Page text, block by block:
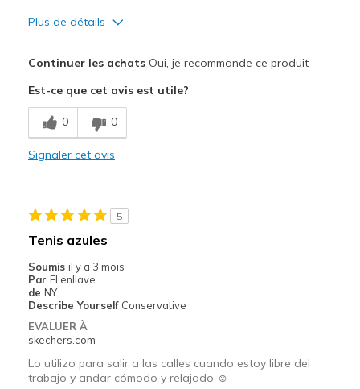
Plus de détails
Breathe Well
Comfortable
Need Break In
Les meilleures utilisations
Casual Wear
Width
Sizing
View On Shoes
Shoes are for Wearing
Continuer les achatsOui, je recommande ce produit
Est-ce que cet avis est utile?
0 0
Signaler cet avis
5
Tenis azules
Soumis il y a 3 mois
Par El enllave
de NY
Describe Yourself Conservative
EVALUER À
skechers.com
Lo utilizo para salir a las calles cuando estoy libre del
trabajo y andar cómodo y relajado ☺️